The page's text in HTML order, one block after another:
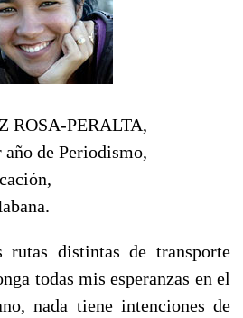
ROSA-PERALTA,
de Periodismo,
rutas distintas de transporte
todas mis esperanzas en el
nada tiene intenciones de